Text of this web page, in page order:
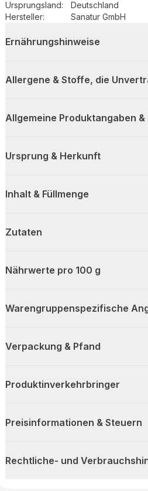
Ursprungsland:
Deutschland
Hersteller: Sanatur GmbH
Ernährungshinweise
Allergene & Stoffe, die
Allgemeine Produktangaben
Ursprung & Herkunft
Inhalt & Füllmenge
Zutaten
Nährwerte pro 100 g
Warengruppenspezifische
Verpackung & Pfand
Produktinverkehrbringer
Preisinformationen & Steuern
Rechtliche- und